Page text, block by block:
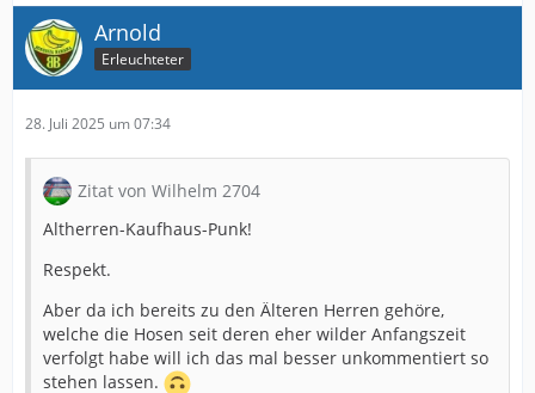
Arnold
Erleuchteter
28. Juli 2025 um 07:34
Zitat von Wilhelm 2704
Altherren-Kaufhaus-Punk!
Respekt.
Aber da ich bereits zu den Älteren Herren gehöre,
welche die Hosen seit deren eher wilder Anfangszeit
verfolgt habe will ich das mal besser unkommentiert so
stehen lassen.